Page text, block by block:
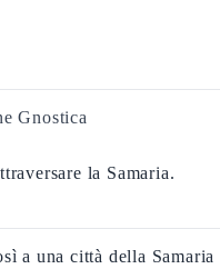
Gnostica
la Samaria.
a una città della Samaria